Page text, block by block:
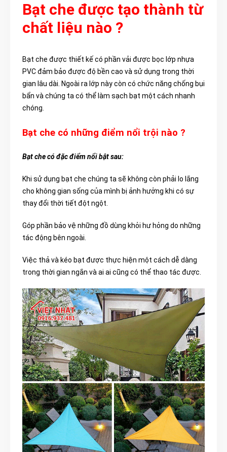
Bạt che được tạo thành từ
chất liệu nào ?
Bạt che được thiết kế có phần vải được bọc lớp nhựa
PVC đảm bảo được độ bền cao và sử dụng trong thời
gian lâu dài. Ngoài ra lớp này còn có chức năng chống bụi
bẩn và chúng ta có thể làm sạch bạt một cách nhanh
chóng.
Bạt che có những điểm nổi trội nào ?
Bạt che có đặc điểm nổi bật sau:
Khi sử dụng bạt che chúng ta sẽ không còn phải lo lắng
cho không gian sống của mình bị ảnh hưởng khi có sự
thay đổi thời tiết đột ngột.
Góp phần bảo vệ những đồ dùng khỏi hư hỏng do những
tác động bên ngoài.
Việc thả và kéo bạt được thực hiện một cách dễ dàng
trong thời gian ngắn và ai ai cũng có thể thao tác được.